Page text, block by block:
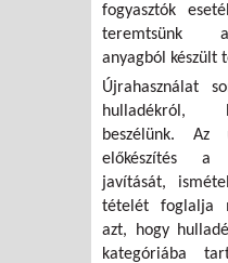
fogyasztók
teremtsünk
anyagból készült
Újrahasználat
hulladékról,
beszélünk. Az
előkészítés a
javítását,
tételét foglalja
azt, hogy
kategóriába